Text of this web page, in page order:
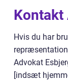
Kontakt
Hvis du har
Advokat
[indsæt